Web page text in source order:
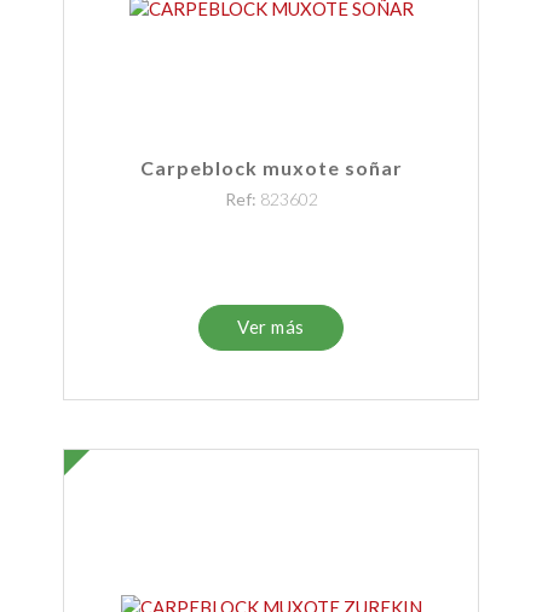
Carpeblock muxote soñar
Ref: 823602
Ver más